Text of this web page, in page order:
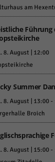
am
8. August | 12:00
Summer
8. August | 13:00-
Broich
8. August | 15:00-
Medien